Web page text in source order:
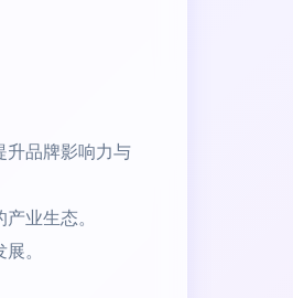
升品牌影响力与
业生态。
。